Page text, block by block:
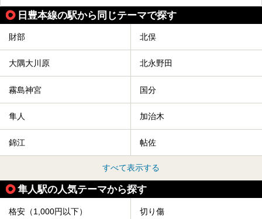
日豊本線の駅から同じテーマで探す
財部 北俣
大隅大川原 北永野田
霧島神宮 国分
隼人 加治木
錦江 帖佐
すべて表示する
隼人駅の人気テーマから探す
格安（1,000円以下） 切り傷